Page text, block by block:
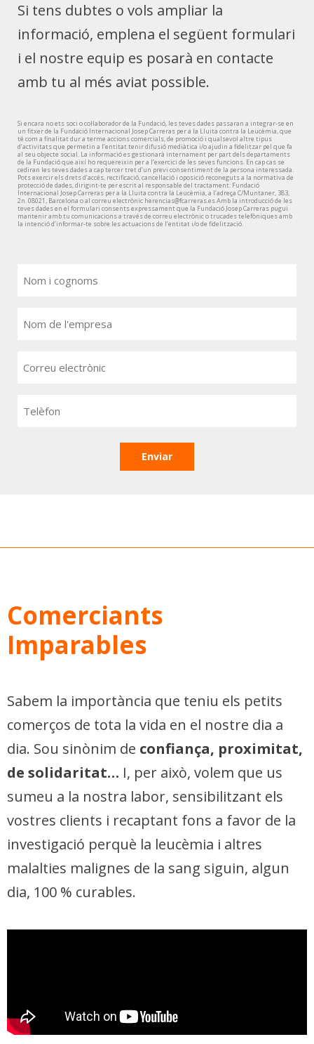
Si tens dubtes o vols ampliar la
informació, emplena el següent formulari
i el nostre equip es posarà en contacte
amb tu al més aviat possible.
Si encara no ets soci o col·laborador de la Fundació, les teves dades passaran a integrar-se en
un fitxer de la Fundació Internacional Josep Carreras per a la Lluita contra la Leucèmia, que
té com a finalitat dur a terme accions comercials, de promoció i qualsevol altre tipus
d’activitats que permetin a l’entitat tenir difusió mediàtica i/o ajudin a fidelitzar pel que fa
al seu objecte social. La informació es gestionarà internament per part dels departaments
de la Fundació que així ho requereixin per a l’exercici de les seves funcions. En cap cas se
cediran les teves dades a cap tercer tret d’un previ consentiment de la persona interessada.
Pots exercir els drets d’accés, rectificació, cancel·lació i oposició reconeguts a la normativa de
protecció de dades, dirigint-te per escrit al responsable del tractament: Fundació
Internacional Josep Carreras per a la Lluita contra la Leucèmia, a l’adreça C/Muntaner, 383,
2n. 08021, Barcelona o al correu electrònic herencias@fcarreras.es Amb la introducció de les
teves dades en el formulari consents expressament que la Fundació Josep Carreras pugui
mantenir amb tu comunicacions a través de correu electrònic o trucades telefòniques amb
la intenció d’informar-te sobre les actuacions de l’entitat i/o de fidelització.
Nom
cognoms
Nom
cognoms
Correu
Telèfon
Comerciants
Imparables
Sabem la importància que teniu els petits
comerços de tota la vida en el nostre dia a
dia. Sou sinònim de confiança, proximitat,
de solidaritat… I, per això, volem que us
sumeu a la nostra labor, sensibilitzant els
vostres clients i recaptant fons a favor de la
investigació perquè la leucèmia i altres
malalties malignes de la sang siguin, algun
dia, 100 % curables.